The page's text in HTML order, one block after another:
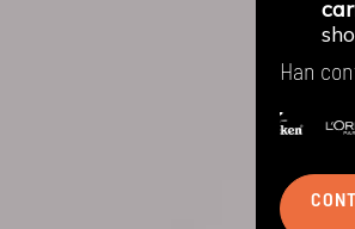
Han